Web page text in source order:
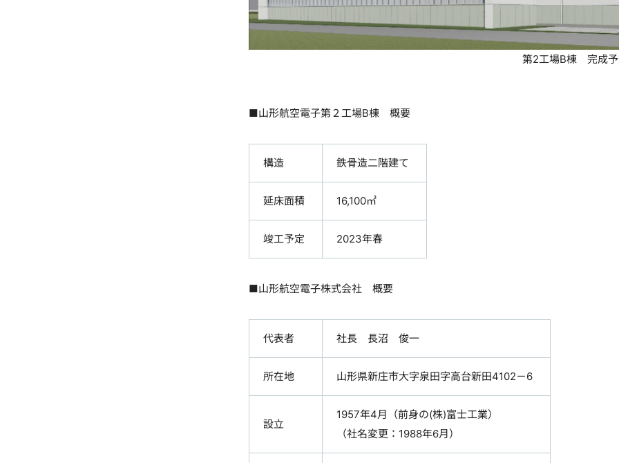
第2工場B棟 完成
■山形航空電子第２工場B棟 概要
構造 鉄骨造二階建て
延床面積 16,100㎡
竣工予定 2023年春
■山形航空電子株式会社 概要
代表者 社長 長沼 俊一
所在地 山形県新庄市大字泉田字高台新田4102－6
設立
1957年4月（前身の(株)富士工業）
（社名変更：1988年6月）